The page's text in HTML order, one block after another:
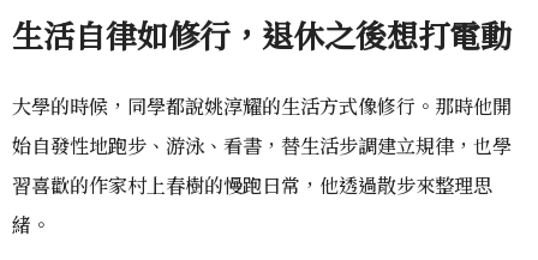
生活自律如修行，退休之後想打電動
大學的時候，同學都說姚淳耀的生活方式像修行。那時他開
始自發性地跑步、游泳、看書，替生活步調建立規律，也學
習喜歡的作家村上春樹的慢跑日常，他透過散步來整理思
緒。